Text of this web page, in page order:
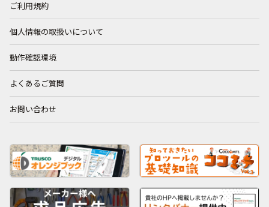
ご利用規約
個人情報の取扱いについて
動作確認環境
よくあるご質問
お問い合わせ